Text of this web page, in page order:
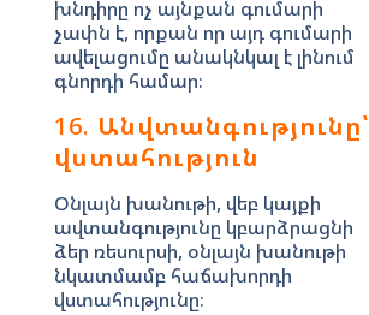
խնդիրը ոչ այնքան գումարի
չափն է, որքան որ այդ գումարի
ավելացումը անակնկալ է լինում
գնորդի համար։
16. Անվտանգությունը՝
վստահություն
Օնլայն խանութի, վեբ կայքի
ավտանգությունը կբարձրացնի
ձեր ռեսուրսի, օնլայն խանութի
նկատմամբ հաճախորդի
վստահությունը։